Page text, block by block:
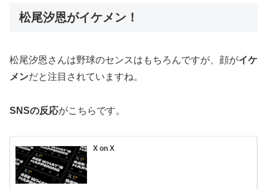
松尾汐恩がイケメン！
松尾汐恩さんは野球のセンスはもちろんですが、顔がイケ
メンだと注目されていますね。
SNSの反応がこちらです。
X on X